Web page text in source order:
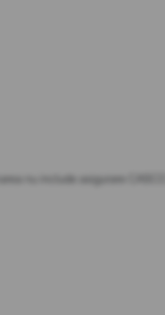
nu include asigurare CASCO.